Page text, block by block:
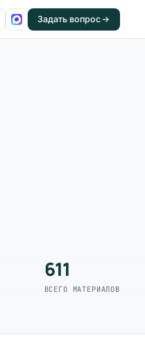
Задать вопрос
611
ВСЕГО МАТЕРИАЛОВ